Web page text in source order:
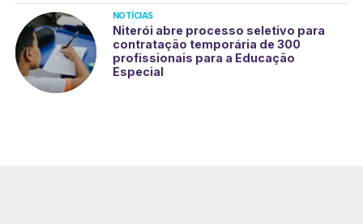
NOTÍCIAS
Niterói abre processo seletivo para
contratação temporária de 300
profissionais para a Educação
Especial